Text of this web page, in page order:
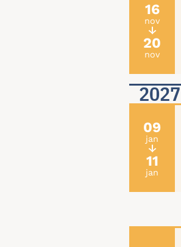
16
nov
↓
20
nov
2027
09
jan
↓
11
jan